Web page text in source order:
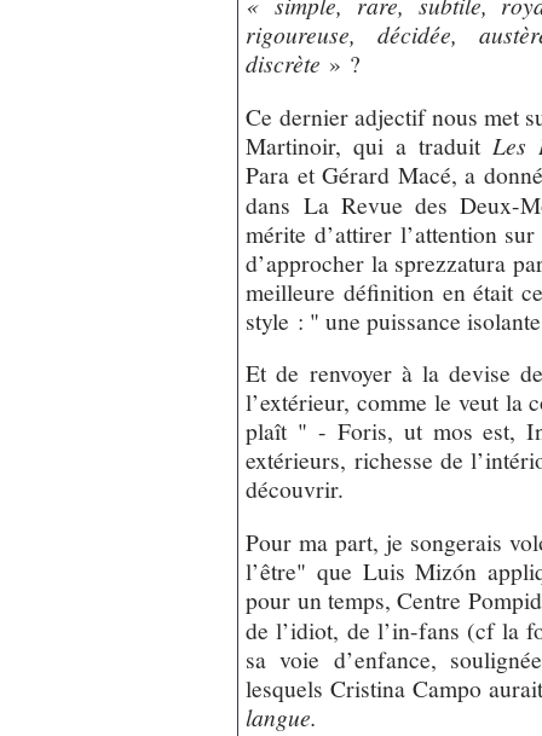
rigoureuse, décidée,
discrète » ?
Ce dernier adjectif nous met
Martinoir, qui a traduit Les
Para et Gérard Macé, a
dans La Revue des Deux-
mérite d’attirer l’attention sur
d’approcher la sprezzatura
meilleure définition en était
style : " une puissance
Et de renvoyer à la devise
l’extérieur, comme le veut la
plaît " - Foris, ut mos est,
extérieurs, richesse de
découvrir.
Pour ma part, je songerais
l’être" que Luis Mizón
pour un temps, Centre
de l’idiot, de l’in-fans (cf la
sa voie d’enfance,
lesquels Cristina Campo
langue.